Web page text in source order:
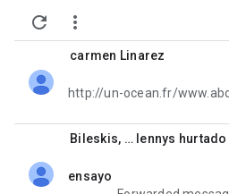


carmen Linarez
unread,
Bileskis, … lennys hurtado
ensayo
unread,